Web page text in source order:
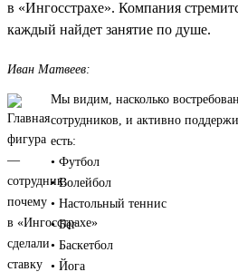
в «Ингосстрахе». Компания
каждый найдет занятие по душе.
Иван Матвеев:
Мы видим, насколько
сотрудников, и активно
есть:
• Футбол
• Волейбол
• Настольный теннис
• Бег
• Баскетбол
• Йога